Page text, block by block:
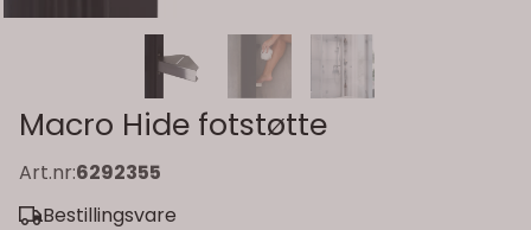
Macro Hide fotstøtte
Art.nr:6292355
Bestillingsvare